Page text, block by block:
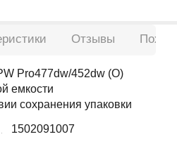
Отзывы
Pro477dw/452dw (O)
емкости
сохранения упаковки
1502091007